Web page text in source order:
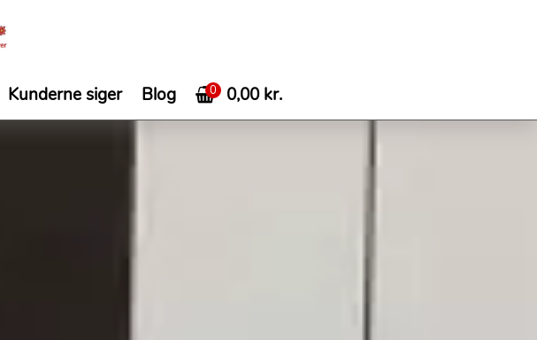
Kunderne siger Blog 0,00kr.
0